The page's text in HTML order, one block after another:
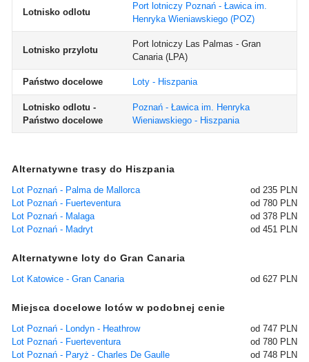
Lotnisko odlotu
Port lotniczy Poznań - Ławica im.
Henryka Wieniawskiego (POZ)
Lotnisko przylotu
Port lotniczy Las Palmas - Gran
Canaria(LPA)
Państwo docelowe Loty - Hiszpania
Lotnisko odlotu -
Państwo docelowe
Poznań - Ławica im. Henryka
Wieniawskiego - Hiszpania
Alternatywne trasy do Hiszpania
Lot Poznań - Palma de Mallorca
od 235 PLN
Lot Poznań - Fuerteventura
od 780 PLN
Lot Poznań - Malaga
od 378 PLN
Lot Poznań - Madryt
od 451 PLN
Alternatywne loty do Gran Canaria
Lot Katowice - Gran Canaria od 627 PLN
Miejsca docelowe lotów w podobnej cenie
Lot Poznań - Londyn - Heathrow
od 747 PLN
Lot Poznań - Fuerteventura
od 780 PLN
Lot Poznań - Paryż - Charles De Gaulle
od 748 PLN